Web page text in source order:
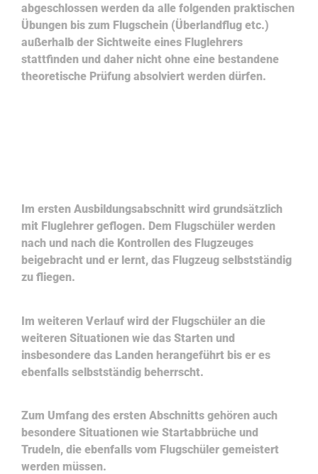
abgeschlossen werden da alle folgenden praktischen
Übungen bis zum Flugschein (Überlandflug etc.)
außerhalb der Sichtweite eines Fluglehrers
stattfinden und daher nicht ohne eine bestandene
theoretische Prüfung absolviert werden dürfen.
Im ersten Ausbildungsabschnitt wird grundsätzlich
mit Fluglehrer geflogen. Dem Flugschüler werden
nach und nach die Kontrollen des Flugzeuges
beigebracht und er lernt, das Flugzeug selbstständig
zu fliegen.
Im weiteren Verlauf wird der Flugschüler an die
weiteren Situationen wie das Starten und
insbesondere das Landen herangeführt bis er es
ebenfalls selbstständig beherrscht.
Zum Umfang des ersten Abschnitts gehören auch
besondere Situationen wie Startabbrüche und
Trudeln, die ebenfalls vom Flugschüler gemeistert
werden müssen.